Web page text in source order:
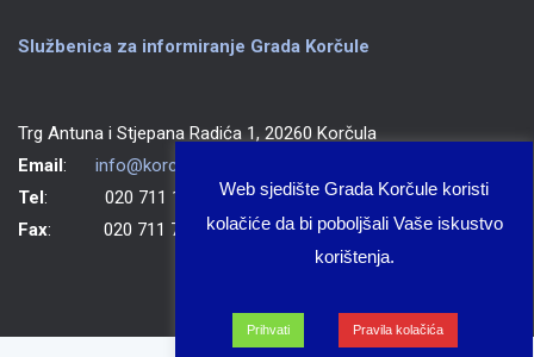
Službenica za informiranje Grada Korčule
Trg Antuna i Stjepana Radića 1, 20260 Korčula
Email: info@korcula.hr
Tel: 020 711 150
Fax: 020 711 702
Web sjedište Grada Korčule koristi
kolačiće da bi poboljšali Vaše iskustvo
korištenja.
Prihvati Pravila kolačića